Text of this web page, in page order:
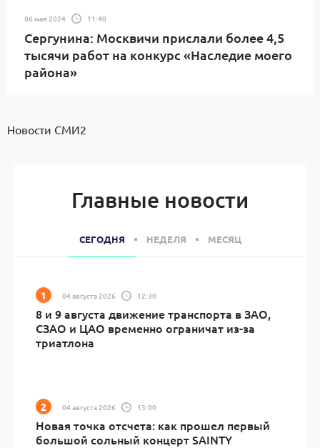
06 мая 2024 11:40
Сергунина: Москвичи прислали более 4,5
тысячи работ на конкурс «Наследие моего
района»
Новости СМИ2
Главные новости
СЕГОДНЯ НЕДЕЛЯ МЕСЯЦ
04 августа 2026 12:30
8 и 9 августа движение транспорта в ЗАО,
СЗАО и ЦАО временно ограничат из-за
триатлона
04 августа 2026 13:00
Новая точка отсчета: как прошел первый
большой сольный концерт SAINTY